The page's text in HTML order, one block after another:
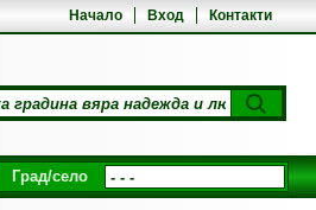
Начало Вход Контакти
Град/село